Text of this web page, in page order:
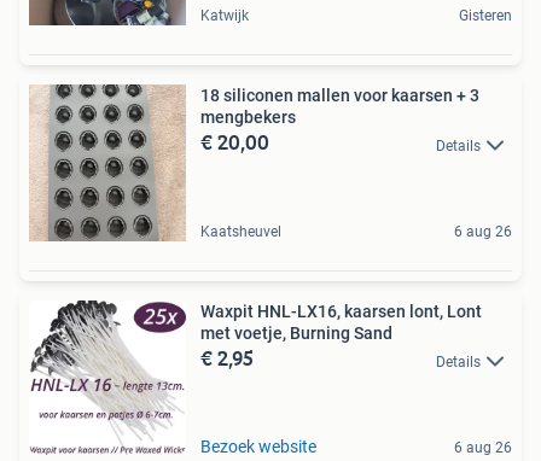
Katwijk Gisteren
18 siliconen mallen voor kaarsen + 3
mengbekers
€ 20,00 Details
Kaatsheuvel 6 aug 26
Waxpit HNL-LX16, kaarsen lont, Lont
met voetje, Burning Sand
€ 2,95 Details
Bezoek website 6 aug 26